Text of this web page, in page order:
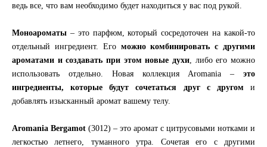
ведь все, что вам необходимо будет находиться у вас под рукой.
Моноароматы – это парфюм, который сосредоточен на какой-то
отдельный ингредиент. Его можно комбинировать с другими
ароматами и создавать при этом новые духи , либо его можно
использовать отдельно. Новая коллекция Aromania – это
ингредиенты, которые будут сочетаться друг с другом и
добавлять изысканный аромат вашему телу.
Aromania Bergamot (3012) – это аромат с цитрусовыми нотками и
легкостью летнего, туманного утра. Сочетая его с другими